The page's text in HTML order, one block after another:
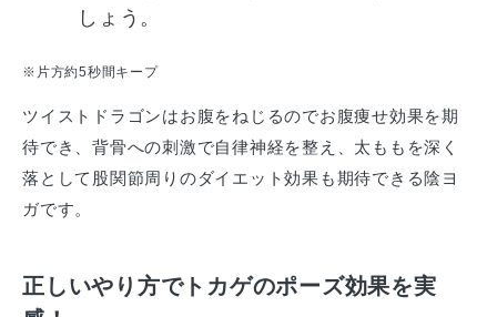
しょう。
※片方約5秒間キープ
ツイストドラゴンはお腹をねじるのでお腹痩せ効果を期
待でき、背骨への刺激で自律神経を整え、太ももを深く
落として股関節周りのダイエット効果も期待できる陰ヨ
ガです。
正しいやり方でトカゲのポーズ効果を実